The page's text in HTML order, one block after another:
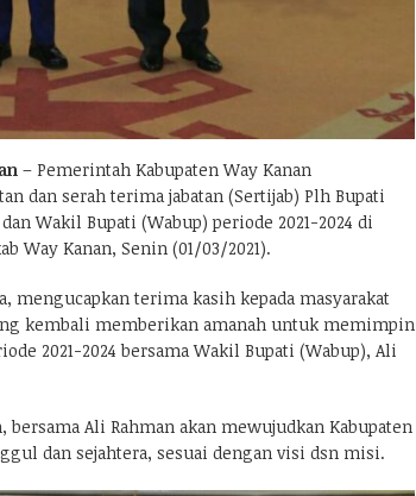
– Pemerintah Kabupaten Way Kanan
dan serah terima jabatan (Sertijab) Plh Bupati
Wakil Bupati (Wabup) periode 2021-2024 di
Way Kanan, Senin (01/03/2021).
mengucapkan terima kasih kepada masyarakat
kembali memberikan amanah untuk memimpin
2021-2024 bersama Wakil Bupati (Wabup), Ali
bersama Ali Rahman akan mewujudkan Kabupaten
dan sejahtera, sesuai dengan visi dsn misi.